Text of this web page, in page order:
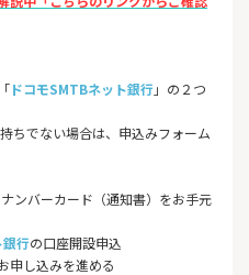
ドコモSMTBネット銀行 」の２つ
ちでない場合は、申込みフォーム
ンバーカード（通知書）をお手元
行の口座開設申込
申し込みを進める